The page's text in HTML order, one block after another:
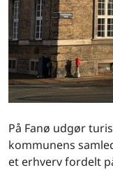
På Fanø udgør
kommunens
et erhverv fordelt